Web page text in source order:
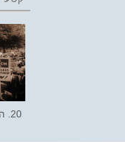
20. החופש להתכנסות ציבורית